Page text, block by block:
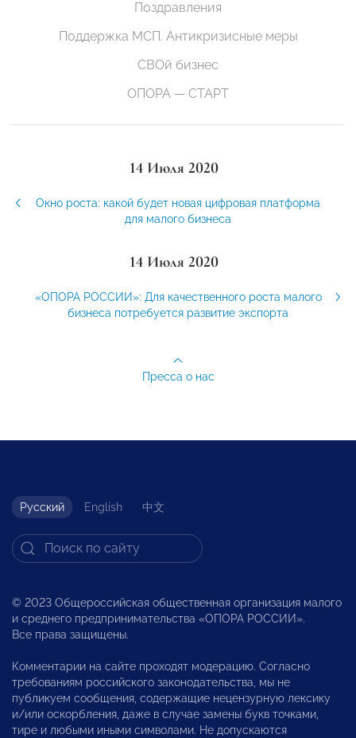
Поздравления
Поддержка МСП. Антикризисные меры
СВОй бизнес
ОПОРА — СТАРТ
14 Июля 2020
Окно роста: какой будет новая цифровая платформа
для малого бизнеса
14 Июля 2020
«ОПОРА РОССИИ»: Для качественного роста малого
бизнеса потребуется развитие экспорта
Пресса о нас
Русский English 中文
© 2023 Общероссийская общественная организация малого
и среднего предпринимательства «ОПОРА РОССИИ».
Все права защищены.
Комментарии на сайте проходят модерацию. Согласно
требованиям российского законодательства, мы не
публикуем сообщения, содержащие нецензурную лексику
и/или оскорбления, даже в случае замены букв точками,
тире и любыми иными символами. Не допускаются